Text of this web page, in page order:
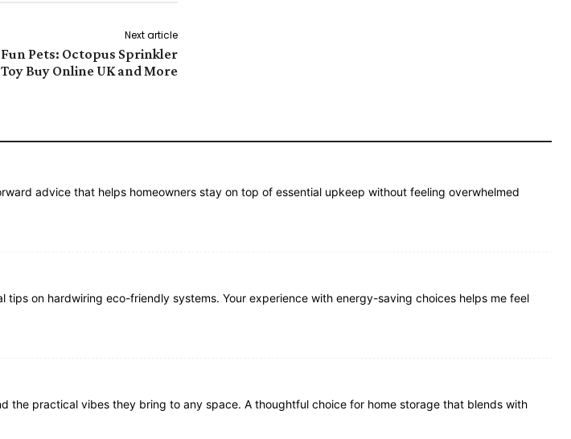
Next article
Pets: Octopus Sprinkler
Toy Buy Online UK and More
advice that helps homeowners stay on top of essential upkeep without feeling overwhelmed
on hardwiring eco-friendly systems. Your experience with energy-saving choices helps me feel
the practical vibes they bring to any space. A thoughtful choice for home storage that blends with